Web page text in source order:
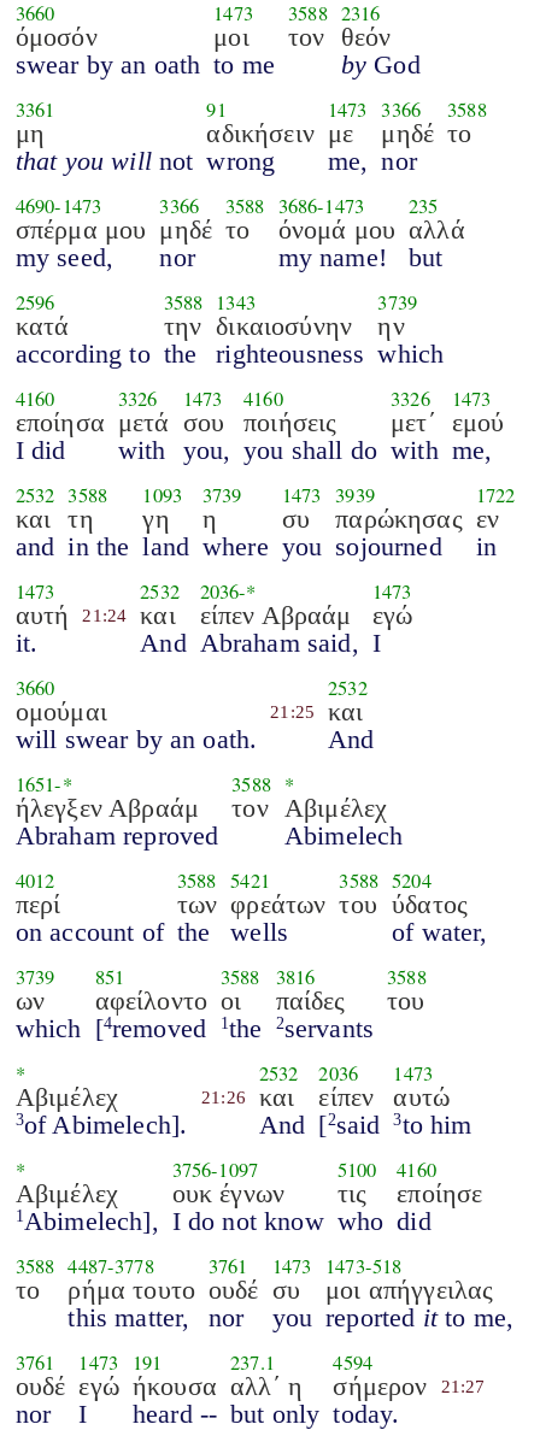
3660
όμοσόν
swear by an oath
1473
μοι
to me
3588
τον
2316
θεόν
by God
3361
μη
that you willnot
91
αδικήσειν
wrong
1473
με
me,
3366
μηδέ
nor
3588
το
4690-1473
σπέρμα μου
my seed,
3366
μηδέ
nor
3588
το
3686-1473
όνομά μου
my name!
235
αλλά
but
2596
κατά
according to
3588
την
the
1343
δικαιοσύνην
righteousness
3739
ην
which
4160
εποίησα
I did
3326
μετά
with
1473
σου
you,
4160
ποιήσεις
you shall do
3326
μετ΄
with
1473
εμού
me,
2532
και
and
3588
τη
in the
1093
γη
land
3739
η
where
1473
συ
you
3939
παρώκησας
sojourned
1722
εν
in
1473
αυτή
it.
21:24
2532
και
And
2036-*
είπεν Αβραάμ
Abraham said,
1473
εγώ
I
3660
ομούμαι
will swear by an oath.
21:25
2532
και
And
1651-*
ήλεγξεν Αβραάμ
Abraham reproved
3588
τον
*
Αβιμέλεχ
Abimelech
4012
περί
on account of
3588
των
the
5421
φρεάτων
wells
3588
του
5204
ύδατος
of water,
3739
ων
which
851
αφείλοντο
[4removed
3588
οι
1the
3816
παίδες
2servants
3588
του
*
Αβιμέλεχ
3of Abimelech].
21:26
2532
και
And
2036
είπεν
[2said
1473
αυτώ
3to him
*
Αβιμέλεχ
1 Abimelech],
3756-1097
ουκ έγνων
I do not know
5100
τις
who
4160
εποίησε
did
3588
το
4487-3778
ρήμα τουτο
this matter,
3761
ουδέ
nor
1473
συ
you
1473-518
μοι απήγγειλας
reported itto me,
3761
ουδέ
nor
1473
εγώ
I
191
ήκουσα
heard --
237.1
αλλ΄ η
but only
4594
σήμερον
today.
21:27